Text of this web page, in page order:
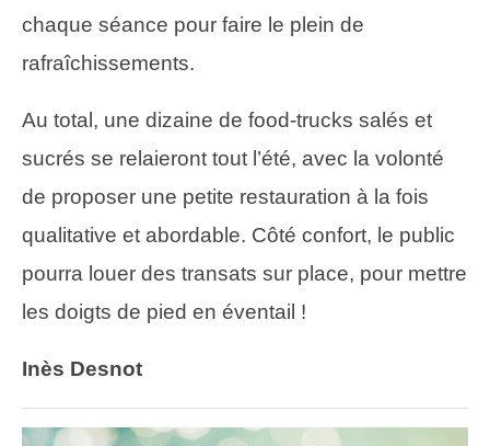
chaque séance pour faire le plein de
rafraîchissements.
Au total, une dizaine de food-trucks salés et
sucrés se relaieront tout l’été, avec la volonté
de proposer une petite restauration à la fois
qualitative et abordable. Côté confort, le public
pourra louer des transats sur place, pour mettre
les doigts de pied en éventail !
Inès Desnot